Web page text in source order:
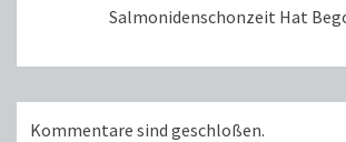
Salmonidenschonzeit Hat
Kommentare sind geschloßen.